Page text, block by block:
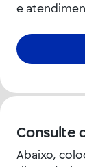
e
Consulte
Abaixo,